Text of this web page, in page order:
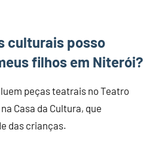
culturais posso
filhos em Niterói?
peças teatrais no Teatro
Casa da Cultura, que
das crianças.